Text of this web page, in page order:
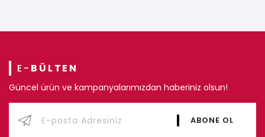
E- BÜLTEN
Güncel ürün ve kampanyalarımızdan haberiniz olsun!